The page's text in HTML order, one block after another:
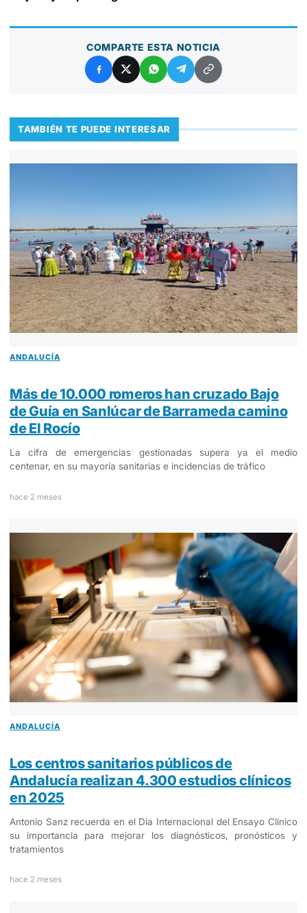
COMPARTE ESTA NOTICIA
TAMBIÉN TE PUEDE INTERESAR
ANDALUCÍA
Más de 10.000 romeros han cruzado Bajo
de Guía en Sanlúcar de Barrameda camino
de El Rocío
La cifra de emergencias gestionadas supera ya el medio
centenar, en su mayoría sanitarias e incidencias de tráfico
hace 2 meses
ANDALUCÍA
Los centros sanitarios públicos de
Andalucía realizan 4.300 estudios clínicos
en 2025
Antonio Sanz recuerda en el Día Internacional del Ensayo Clínico
su importancia para mejorar los diagnósticos, pronósticos y
tratamientos
hace 2 meses